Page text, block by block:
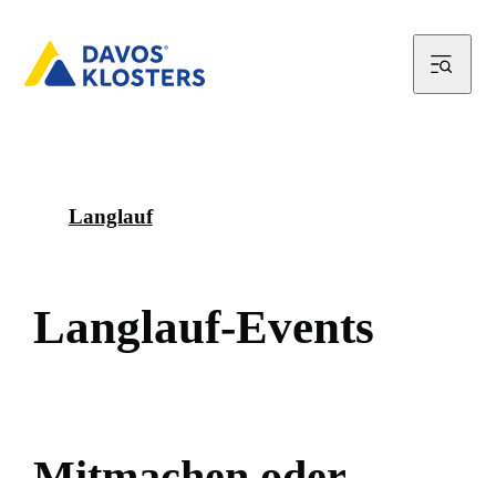
Langlauf
Langlauf-Events